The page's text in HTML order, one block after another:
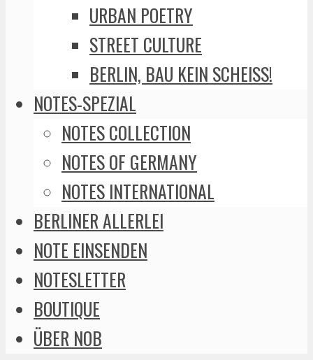
URBAN POETRY
STREET CULTURE
BERLIN, BAU KEIN SCHEISS!
NOTES-SPEZIAL
NOTES COLLECTION
NOTES OF GERMANY
NOTES INTERNATIONAL
BERLINER ALLERLEI
NOTE EINSENDEN
NOTESLETTER
BOUTIQUE
ÜBER NOB